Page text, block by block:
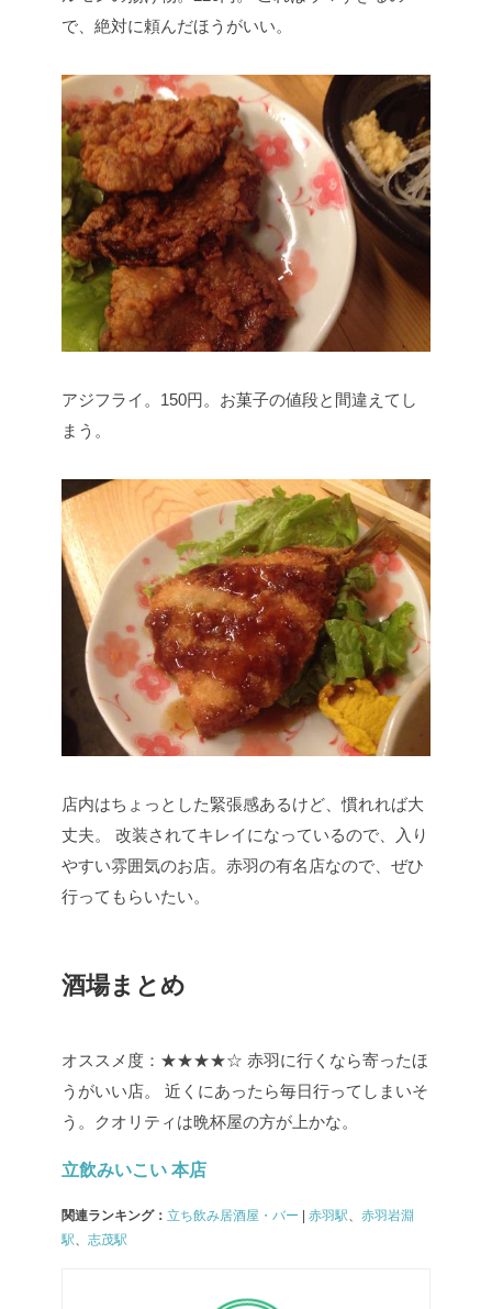
で、絶対に頼んだほうがいい。
アジフライ。150円。お菓子の値段と間違えてし
まう。
店内はちょっとした緊張感あるけど、慣れれば大
丈夫。
改装されてキレイになっているので、入り
やすい雰囲気のお店。赤羽の有名店なので、ぜひ
行ってもらいたい。
酒場まとめ
オススメ度：★★★★☆ 赤羽に行くなら寄ったほ
うがいい店。
近くにあったら毎日行ってしまいそ
う。クオリティは晩杯屋の方が上かな。
立飲みいこい 本店
関連ランキング： 立ち飲み居酒屋・バー 赤羽駅、 赤羽岩淵
駅、 志茂駅